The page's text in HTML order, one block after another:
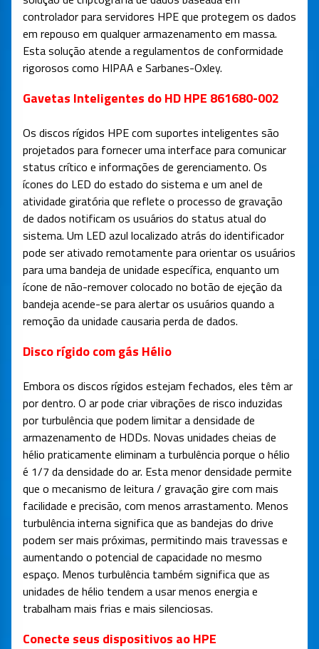
controlador para servidores HPE que protegem os dados
em repouso em qualquer armazenamento em massa.
Esta solução atende a regulamentos de conformidade
rigorosos como HIPAA e Sarbanes-Oxley.
Gavetas Inteligentes do HD HPE 861680-002
Os discos rígidos HPE com suportes inteligentes são
projetados para fornecer uma interface para comunicar
status crítico e informações de gerenciamento. Os
ícones do LED do estado do sistema e um anel de
atividade giratória que reflete o processo de gravação
de dados notificam os usuários do status atual do
sistema. Um LED azul localizado atrás do identificador
pode ser ativado remotamente para orientar os usuários
para uma bandeja de unidade específica, enquanto um
ícone de não-remover colocado no botão de ejeção da
bandeja acende-se para alertar os usuários quando a
remoção da unidade causaria perda de dados.
Disco rígido com gás Hélio
Embora os discos rígidos estejam fechados, eles têm ar
por dentro. O ar pode criar vibrações de risco induzidas
por turbulência que podem limitar a densidade de
armazenamento de HDDs. Novas unidades cheias de
hélio praticamente eliminam a turbulência porque o hélio
é 1/7 da densidade do ar. Esta menor densidade permite
que o mecanismo de leitura / gravação gire com mais
facilidade e precisão, com menos arrastamento. Menos
turbulência interna significa que as bandejas do drive
podem ser mais próximas, permitindo mais travessas e
aumentando o potencial de capacidade no mesmo
espaço. Menos turbulência também significa que as
unidades de hélio tendem a usar menos energia e
trabalham mais frias e mais silenciosas.
Conecte seus dispositivos ao HPE